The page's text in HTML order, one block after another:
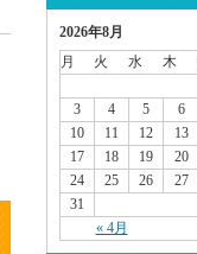
2026年8月
月
火 水 木
« 4月
3
4 5 6
10
11 12 13
17
18 19 20
24
25 26 27
31